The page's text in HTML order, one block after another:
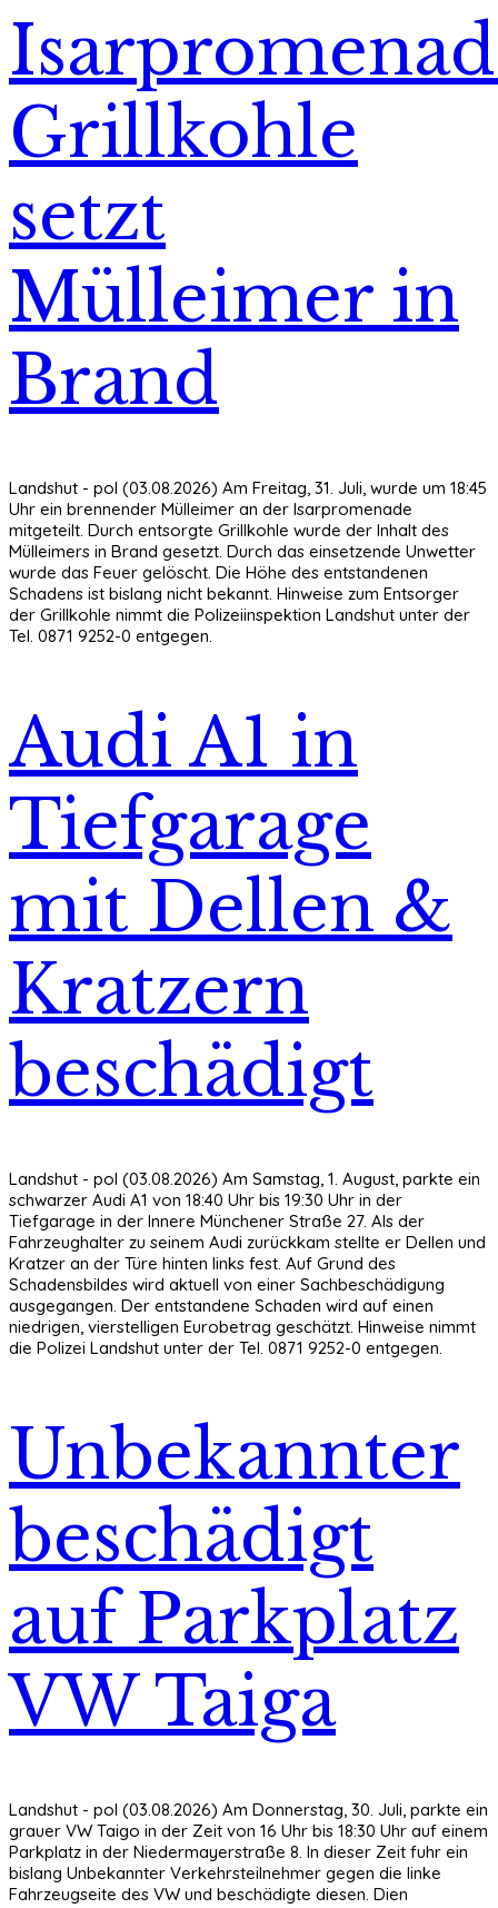
Grillkohle
setzt
Mülleimer in
Brand
Landshut - pol (03.08.2026) Am Freitag, 31. Juli, wurde um 18:45
Uhr ein brennender Mülleimer an der Isarpromenade
mitgeteilt. Durch entsorgte Grillkohle wurde der Inhalt des
Mülleimers in Brand gesetzt. Durch das einsetzende Unwetter
wurde das Feuer gelöscht. Die Höhe des entstandenen
Schadens ist bislang nicht bekannt. Hinweise zum Entsorger
der Grillkohle nimmt die Polizeiinspektion Landshut unter der
Tel. 0871 9252-0 entgegen.
Audi A1 in
Tiefgarage
mit Dellen &
Kratzern
beschädigt
Landshut - pol (03.08.2026) Am Samstag, 1. August, parkte ein
schwarzer Audi A1 von 18:40 Uhr bis 19:30 Uhr in der
Tiefgarage in der Innere Münchener Straße 27. Als der
Fahrzeughalter zu seinem Audi zurückkam stellte er Dellen und
Kratzer an der Türe hinten links fest. Auf Grund des
Schadensbildes wird aktuell von einer Sachbeschädigung
ausgegangen. Der entstandene Schaden wird auf einen
niedrigen, vierstelligen Eurobetrag geschätzt. Hinweise nimmt
die Polizei Landshut unter der Tel. 0871 9252-0 entgegen.
Unbekannter
beschädigt
auf Parkplatz
VW Taiga
Landshut - pol (03.08.2026) Am Donnerstag, 30. Juli, parkte ein
grauer VW Taigo in der Zeit von 16 Uhr bis 18:30 Uhr auf einem
Parkplatz in der Niedermayerstraße 8. In dieser Zeit fuhr ein
bislang Unbekannter Verkehrsteilnehmer gegen die linke
Fahrzeugseite des VW und beschädigte diesen. Dien